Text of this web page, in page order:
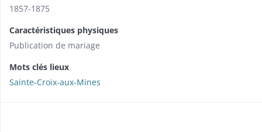
1857-1875
Caractéristiques physiques
Publication de mariage
Mots clés lieux
Sainte-Croix-aux-Mines